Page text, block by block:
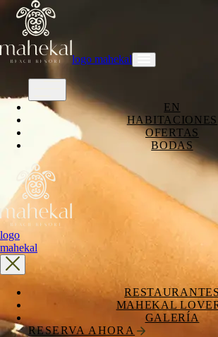
logo mahekal
EN
HABITACIONES
OFERTAS
BODAS
logo
mahekal
RESTAURANTES
MAHEKAL
GALERÍA
RESERVA AHORA